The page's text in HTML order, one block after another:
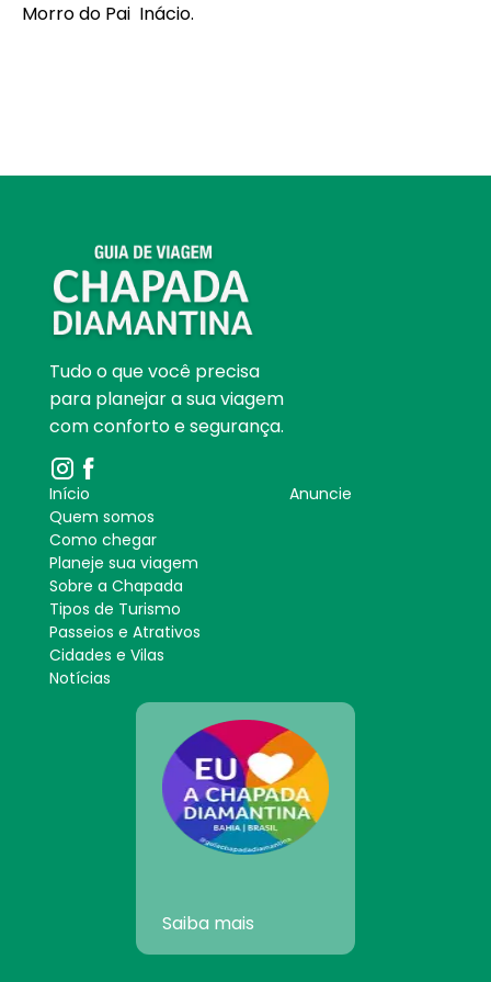
Morro do Pai Inácio.
Tudo o que você precisa
para planejar a sua viagem
com conforto e segurança.
Início
Quem somos
Como chegar
Planeje sua viagem
Sobre a Chapada
Tipos de Turismo
Passeios e Atrativos
Cidades e Vilas
Notícias
Anuncie
Saiba mais